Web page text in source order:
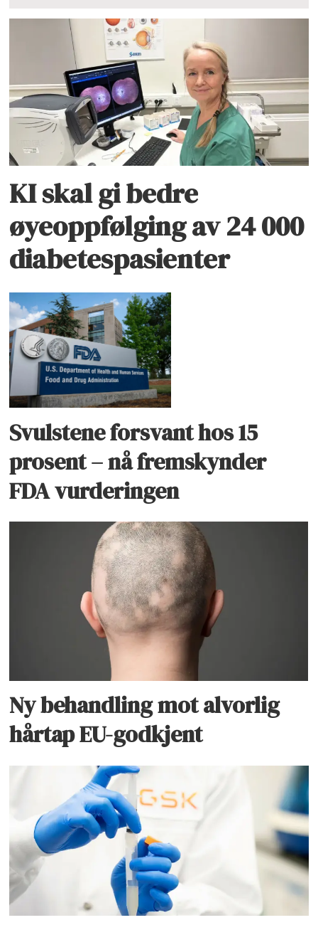
KI skal gi bedre
øyeoppfølging av 24 000
diabetespasienter
Svulstene forsvant hos 15
prosent – nå fremskynder
FDA vurderingen
Ny behandling mot alvorlig
hårtap EU-godkjent